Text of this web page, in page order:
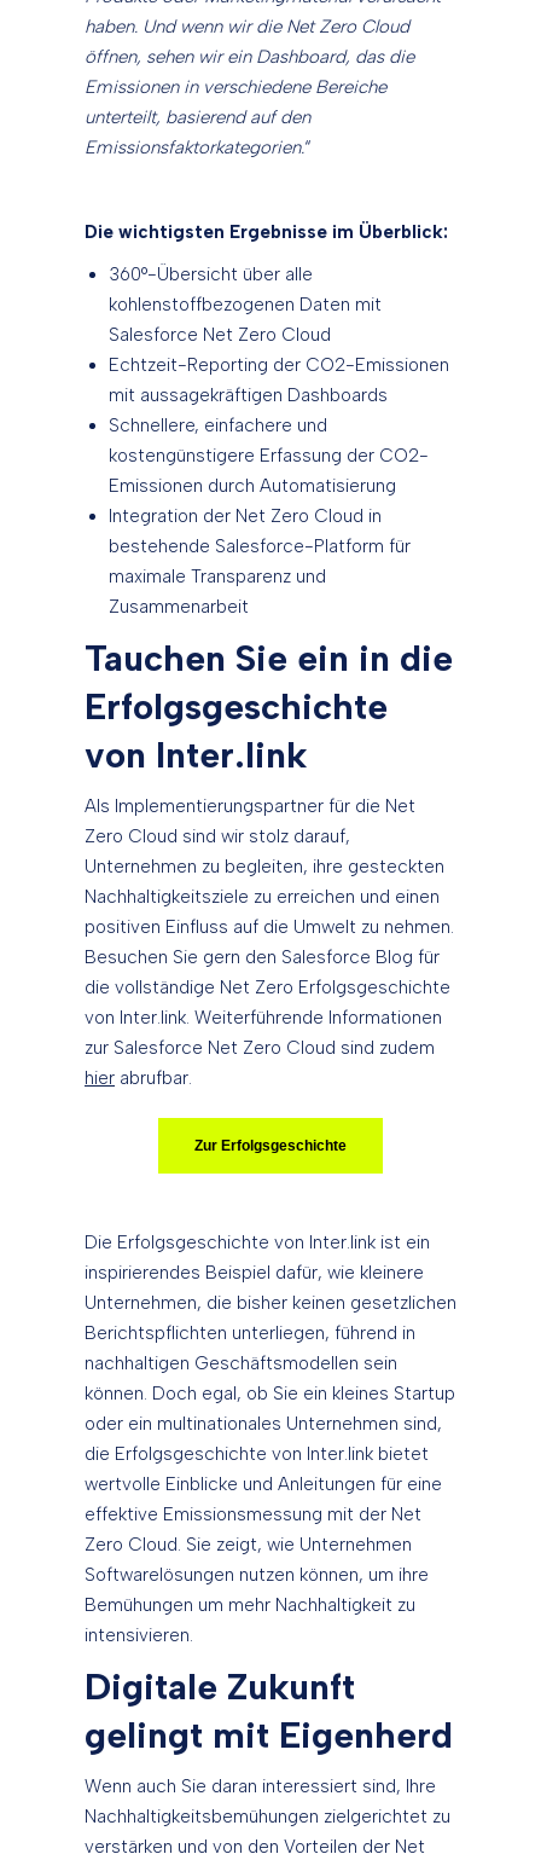
haben. Und wenn wir die Net Zero Cloud
öffnen, sehen wir ein Dashboard, das die
Emissionen in verschiedene Bereiche
unterteilt, basierend auf den
Emissionsfaktorkategorien.“
Die wichtigsten Ergebnisse im Überblick:
360°-Übersicht über alle
kohlenstoffbezogenen Daten mit
Salesforce Net Zero Cloud
Echtzeit-Reporting der CO2-Emissionen
mit aussagekräftigen Dashboards
Schnellere, einfachere und
kostengünstigere Erfassung der CO2-
Emissionen durch Automatisierung
Integration der Net Zero Cloud in
bestehende Salesforce-Platform für
maximale Transparenz und
Zusammenarbeit
Tauchen Sie ein in die
Erfolgsgeschichte
von Inter.link
Als Implementierungspartner für die Net
Zero Cloud sind wir stolz darauf,
Unternehmen zu begleiten, ihre gesteckten
Nachhaltigkeitsziele zu erreichen und einen
positiven Einfluss auf die Umwelt zu nehmen.
Besuchen Sie gern den Salesforce Blog für
die vollständige Net Zero Erfolgsgeschichte
von Inter.link. Weiterführende Informationen
zur Salesforce Net Zero Cloud sind zudem
hier abrufbar.
Zur Erfolgsgeschichte
Die Erfolgsgeschichte von Inter.link ist ein
inspirierendes Beispiel dafür, wie kleinere
Unternehmen, die bisher keinen gesetzlichen
Berichtspflichten unterliegen, führend in
nachhaltigen Geschäftsmodellen sein
können. Doch egal, ob Sie ein kleines Startup
oder ein multinationales Unternehmen sind,
die Erfolgsgeschichte von Inter.link bietet
wertvolle Einblicke und Anleitungen für eine
effektive Emissionsmessung mit der Net
Zero Cloud. Sie zeigt, wie Unternehmen
Softwarelösungen nutzen können, um ihre
Bemühungen um mehr Nachhaltigkeit zu
intensivieren.
Digitale Zukunft
gelingt mit Eigenherd
Wenn auch Sie daran interessiert sind, Ihre
Nachhaltigkeitsbemühungen zielgerichtet zu
verstärken und von den Vorteilen der Net